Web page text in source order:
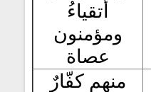
أتقياءُ
ومؤمنون
عصاة
منهم كفّارٌ